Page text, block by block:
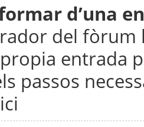
d’una
del
entrada
passos